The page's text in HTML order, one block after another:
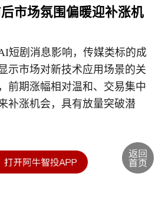
市场氛围偏暖迎补涨机
短剧消息影响，传媒类标的成
示市场对新技术应用场景的关
前期涨幅相对温和、交易集中
补涨机会，具有放量突破潜